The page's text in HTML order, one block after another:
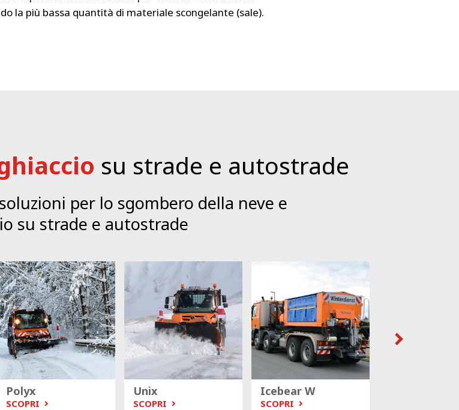
la più bassa quantità di materiale scongelante (sale).
su strade e autostrade
per lo sgombero della neve e
su strade e autostrade
Polyx
SCOPRI
Unix
SCOPRI
Icebear W
SCOPRI